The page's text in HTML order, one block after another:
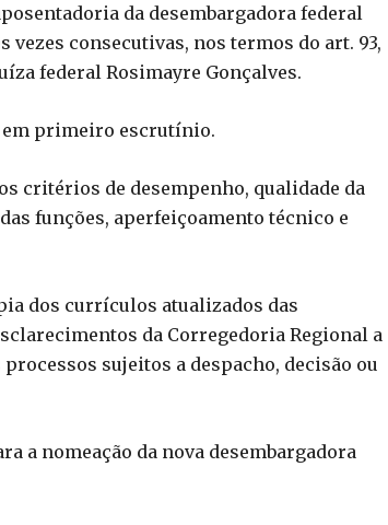
da desembargadora federal
consecutivas, nos termos do art. 93,
federal Rosimayre Gonçalves.
em primeiro escrutínio.
critérios de desempenho, qualidade da
funções, aperfeiçoamento técnico e
dos currículos atualizados das
da Corregedoria Regional a
sujeitos a despacho, decisão ou
a nomeação da nova desembargadora